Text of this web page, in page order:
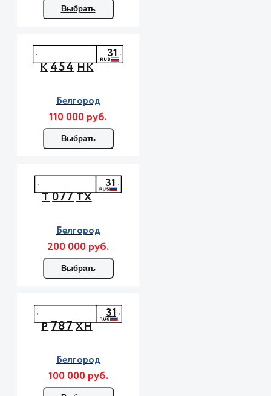
Выбрать
К454НК
31
Белгород
110 000 руб.
Выбрать
Т077ТХ
31
Белгород
200 000 руб.
Выбрать
Р787ХН
31
Белгород
100 000 руб.